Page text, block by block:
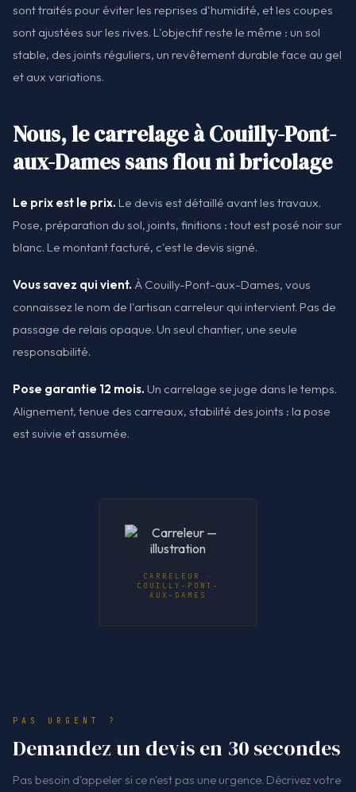
sont traités pour éviter les reprises d'humidité, et les coupes
sont ajustées sur les rives. L'objectif reste le même : un sol
stable, des joints réguliers, un revêtement durable face au gel
et aux variations.
Nous, le carrelage à Couilly-Pont-
aux-Dames sans flou ni bricolage
Le prix est le prix. Le devis est détaillé avant les travaux.
Pose, préparation du sol, joints, finitions : tout est posé noir sur
blanc. Le montant facturé, c'est le devis signé.
Vous savez qui vient. À Couilly-Pont-aux-Dames, vous
connaissez le nom de l'artisan carreleur qui intervient. Pas de
passage de relais opaque. Un seul chantier, une seule
responsabilité.
Pose garantie 12 mois. Un carrelage se juge dans le temps.
Alignement, tenue des carreaux, stabilité des joints : la pose
est suivie et assumée.
CARRELEUR ·
COUILLY-PONT-
AUX-DAMES
PAS URGENT ?
Demandez un devis en 30 secondes
Pas besoin d'appeler si ce n'est pas une urgence. Décrivez votre